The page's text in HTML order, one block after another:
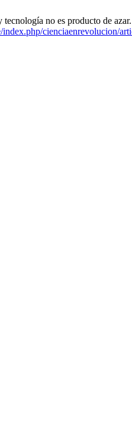
no es producto de
cienciaenrevolucion/